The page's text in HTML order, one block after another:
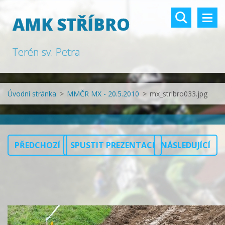
AMK STŘÍBRO
Terén sv. Petra
Úvodní stránka > MMČR MX - 20.5.2010 > mx_stribro033.jpg
PŘEDCHOZÍ SPUSTIT PREZENTACI NÁSLEDUJÍCÍ